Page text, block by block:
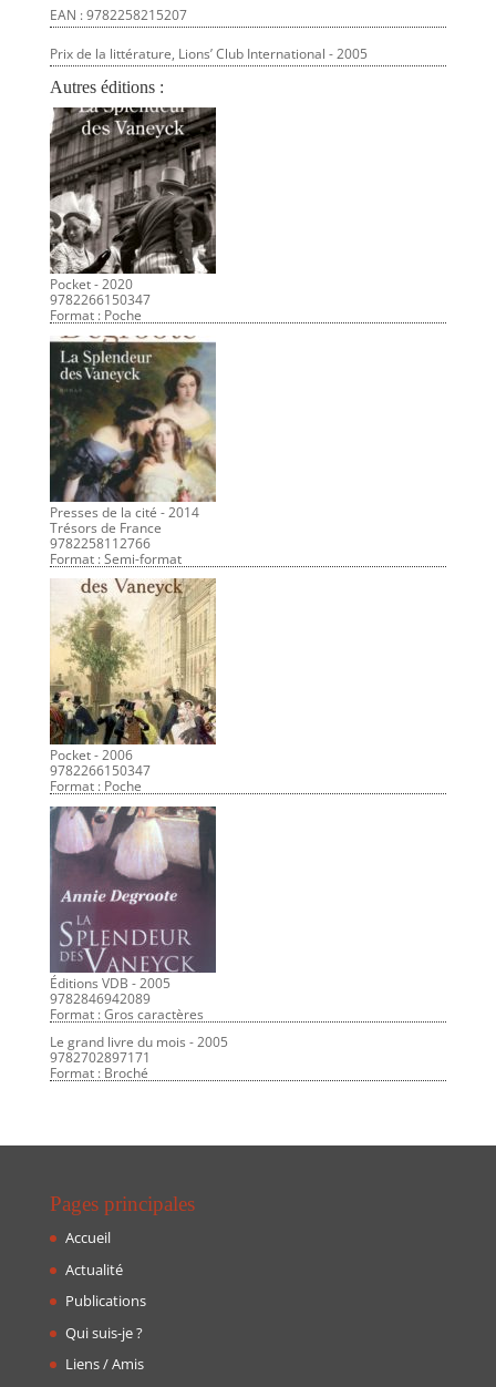
EAN : 9782258215207
Prix de la littérature, Lions’ Club International - 2005
Autres éditions :
Pocket - 2020
9782266150347
Format : Poche
Presses de la cité - 2014
Trésors de France
9782258112766
Format : Semi-format
Pocket - 2006
9782266150347
Format : Poche
Éditions VDB - 2005
9782846942089
Format : Gros caractères
Le grand livre du mois - 2005
9782702897171
Format : Broché
Pages principales
Accueil
Actualité
Publications
Qui suis-je ?
Liens / Amis